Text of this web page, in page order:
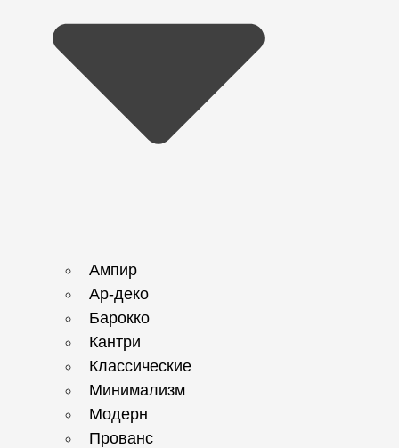
Ампир
Ар-деко
Барокко
Кантри
Классические
Минимализм
Модерн
Прованс